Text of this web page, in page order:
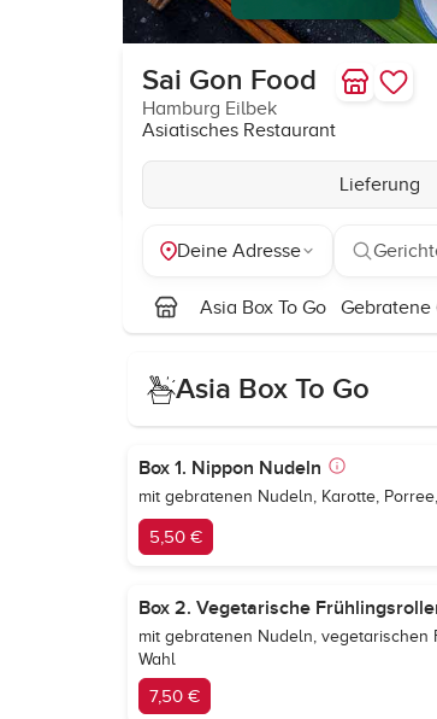
Sai Gon Food
Hamburg Eilbek
Asiatisches Restaurant
Lieferung
Deine Adresse
Asia Box To Go Gebratene
Asia Box To Go
Box 1. Nippon Nudeln
mit gebratenen Nudeln, Karotte,
5,50 €
Box 2. Vegetarische
mit gebratenen Nudeln, vegetarischen
Wahl
7,50 €